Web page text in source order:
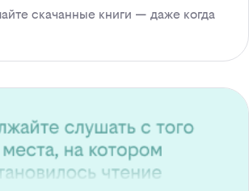
скачанные книги — даже когда